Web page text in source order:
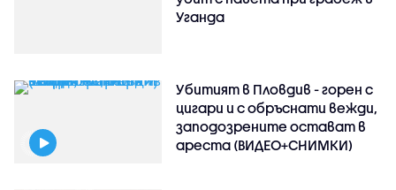
Уганда
Убитият в Пловдив - горен с
цигари и с обръснати вежди,
заподозрените остават в
ареста (ВИДЕО+СНИМКИ)